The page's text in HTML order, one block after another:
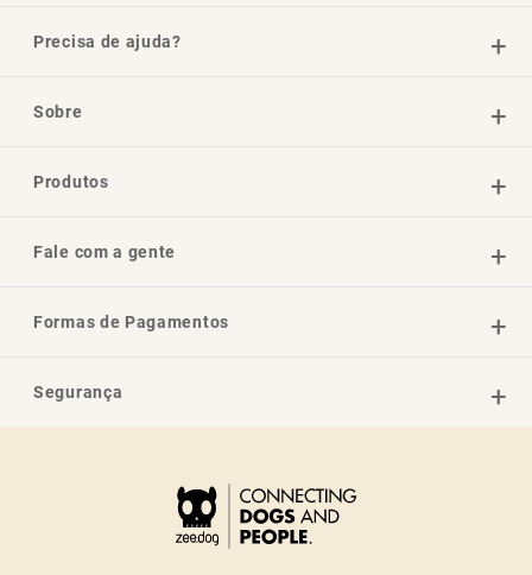
Precisa de ajuda?
Sobre
Produtos
Fale com a gente
Formas de Pagamentos
Segurança